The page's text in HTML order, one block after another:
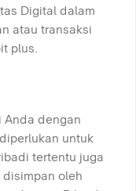
Digital dalam
atau transaksi
plus.
Anda dengan
untuk
tertentu juga
oleh